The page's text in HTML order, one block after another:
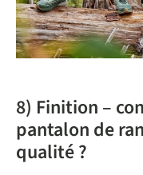
8) Finition –
pantalon de
qualité ?